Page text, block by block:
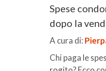
Spese
dopo la
A cura di:
Chi paga le